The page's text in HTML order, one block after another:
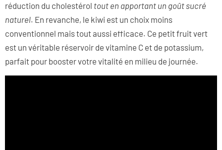
réduction du cholestérol tout en apportant un goût sucré
naturel. En revanche, le kiwi est un choix moins
conventionnel mais tout aussi efficace. Ce petit fruit vert
est un véritable réservoir de vitamine C et de potassium,
parfait pour booster votre vitalité en milieu de journée.